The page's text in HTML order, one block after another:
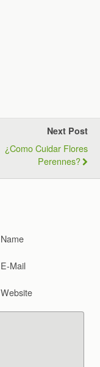
Next Post
¿Como Cuidar Flores
Perennes?
Name
E-Mail
Website